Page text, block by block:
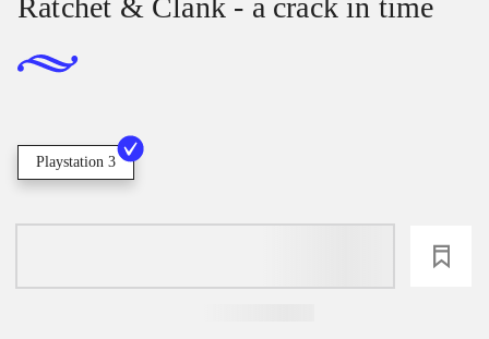
Ratchet & Clank - a crack in time
Playstation 3